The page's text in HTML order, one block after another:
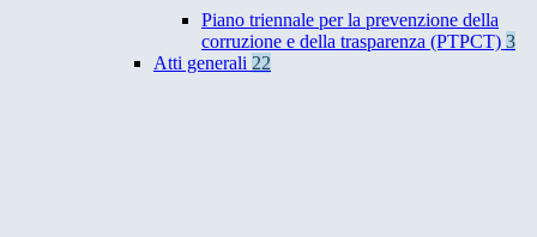
Piano triennale per la prevenzione della
corruzione e della trasparenza (PTPCT) 3
Atti generali 22